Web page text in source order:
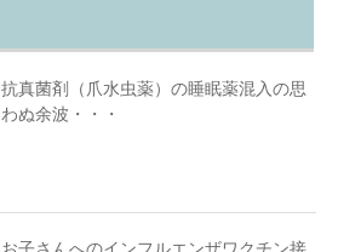
抗真菌剤（爪水虫薬）の睡眠薬混入の思
わぬ余波・・・